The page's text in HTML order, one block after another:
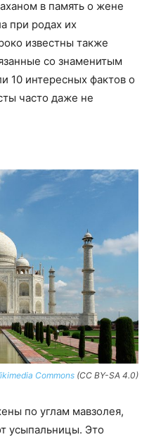
в память о жене
при родах их
известны также
со знаменитым
10 интересных фактов о
часто даже не
Commons (CC BY-SA 4.0)
по углам мавзолея,
усыпальницы. Это